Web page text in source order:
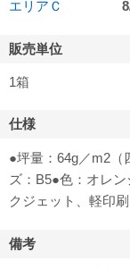
エリアＣ
販売単位
1箱
仕様
●坪量：64g／m2（
ズ：B5●色：オレ
クジェット、軽印
備考